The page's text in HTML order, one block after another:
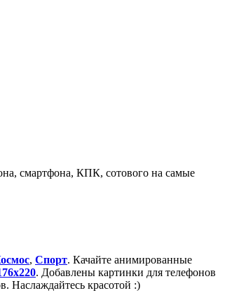
смартфона, КПК, сотового на самые
, Спорт. Качайте анимированные
. Добавлены картинки для телефонов
Наслаждайтесь красотой :)